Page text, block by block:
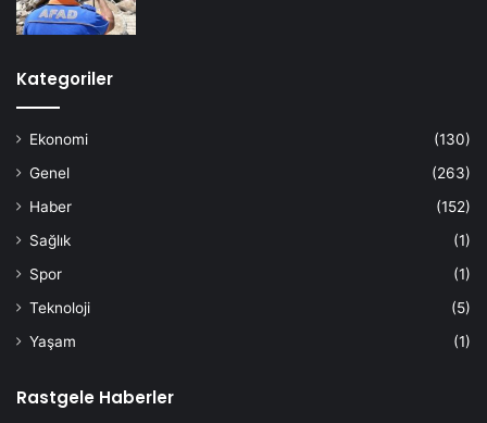
Kategoriler
Ekonomi
(130)
Genel
(263)
Haber
(152)
Sağlık
(1)
Spor
(1)
Teknoloji
(5)
Yaşam
(1)
Rastgele Haberler